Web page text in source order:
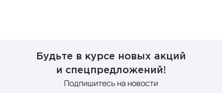
Будьте в курсе новых акций
и спецпредложений!
Подпишитесь на новости